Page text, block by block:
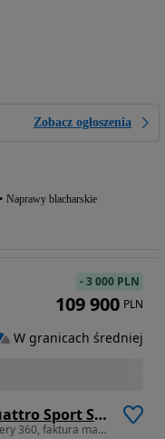
Zobacz ogłoszenia
Naprawy blacharskie
Audi A6 Avant 40 TDI mHEV Quattro Sport S tronic
1968 cm3 • 204 KM • Matrix LED, HAK, Kamery 360, faktura marża, kluczyk komfortowy
-3 000 PLN
109 900 PLN
W granicach średniej